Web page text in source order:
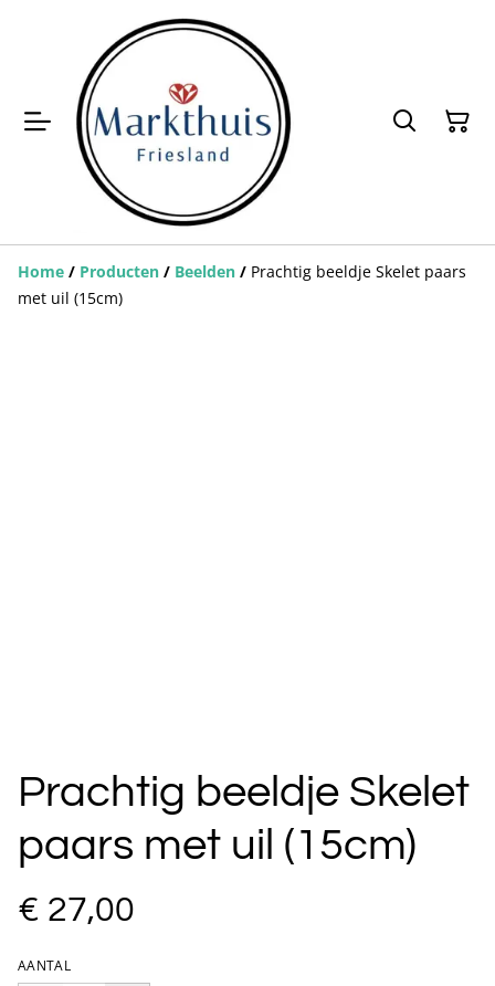
Home / Producten / Beelden / Prachtig beeldje Skelet paars
met uil (15cm)
Prachtig beeldje Skelet
paars met uil (15cm)
€ 27,00
AANTAL